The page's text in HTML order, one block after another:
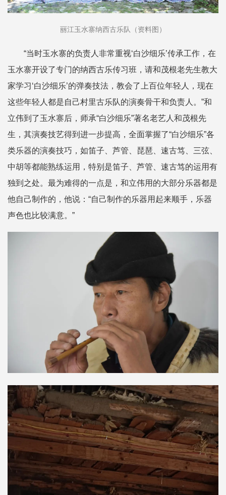
丽江玉水寨纳西古乐队（资料图）
“当时玉水寨的负责人非常重视‘白沙细乐’传承工作，在
玉水寨开设了专门的纳西古乐传习班，请和茂根老先生教大
家学习‘白沙细乐’的弹奏技法，教会了上百位年轻人，现在
这些年轻人都是自己村里古乐队的演奏骨干和负责人。”和
立伟到了玉水寨后，师承“白沙细乐”著名老艺人和茂根先
生，其演奏技艺得到进一步提高，全面掌握了“白沙细乐”各
类乐器的演奏技巧，如笛子、芦管、琵琶、速古笃、三弦、
中胡等都能熟练运用，特别是笛子、芦管、速古笃的运用有
独到之处。最为难得的一点是，和立伟用的大部分乐器都是
他自己制作的，他说：“自己制作的乐器用起来顺手，乐器
声色也比较满意。”